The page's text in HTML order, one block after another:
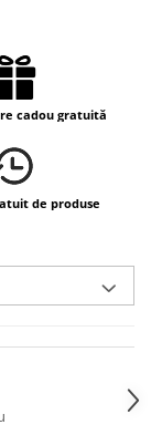
cadou gratuită
de produse